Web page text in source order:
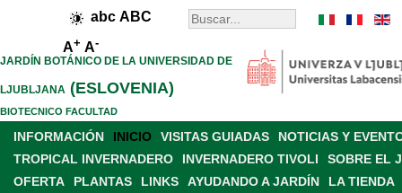
abc ABC
A+ A-
JARDÍN BOTÁNICO DE LA UNIVERSIDAD DE
LJUBLJANA (ESLOVENIA)
BIOTECNICO FACULTAD
INFORMACIÓN INICIO VISITAS GUIADAS
NOTICIAS Y
TROPICAL INVERNADERO
INVERNADERO TIVOLI
SOBRE EL
OFERTA
PLANTAS LINKS AYUDANDO A JARDÍN
LA TIENDA